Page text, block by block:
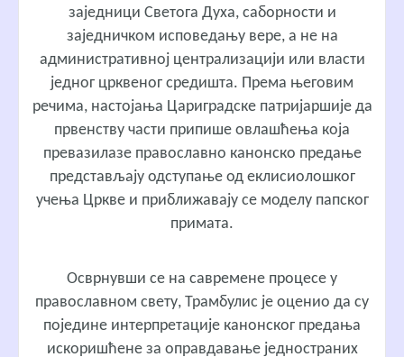
заједници Светога Духа, саборности и
заједничком исповедању вере, а не на
административној централизацији или власти
једног црквеног средишта. Према његовим
речима, настојања Цариградске патријаршије да
првенству части припише овлашћења која
превазилазе православно канонско предање
представљају одступање од еклисиолошког
учења Цркве и приближавају се моделу папског
примата.
Осврнувши се на савремене процесе у
православном свету, Трамбулис је оценио да су
поједине интерпретације канонског предања
искоришћене за оправдавање једностраних